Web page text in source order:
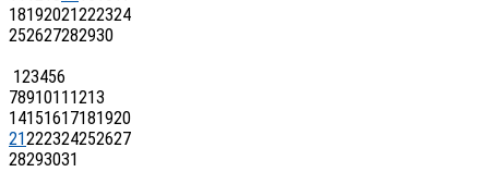
18192021222324
252627282930
123456
7891011 1213
14151617181920
21222324252627
28293031